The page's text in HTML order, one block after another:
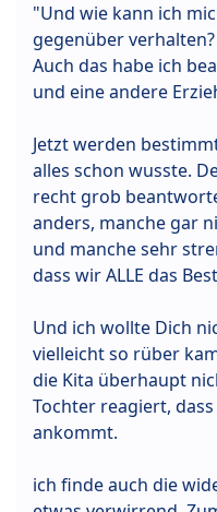
"Und wie kann ich
gegenüber
Auch das habe ich
und eine andere
Jetzt werden
alles schon wusste.
recht grob
anders, manche gar
und manche sehr
dass wir ALLE das
Und ich wollte Dich
vielleicht so rüber
die Kita überhaupt
Tochter reagiert,
ankommt.
ich finde auch die